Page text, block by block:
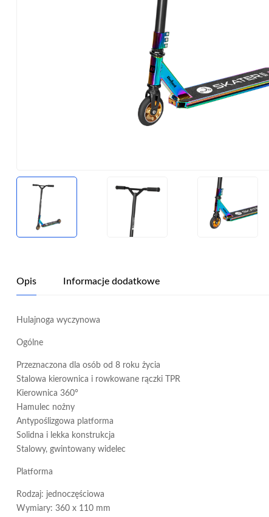
Opis Informacje dodatkowe
Hulajnoga wyczynowa
Ogólne
Przeznaczona dla osób od 8 roku życia
Stalowa kierownica i rowkowane rączki TPR
Kierownica 360°
Hamulec nożny
Antypoślizgowa platforma
Solidna i lekka konstrukcja
Stalowy, gwintowany widelec
Platforma
Rodzaj: jednoczęściowa
Wymiary: 360 x 110 mm